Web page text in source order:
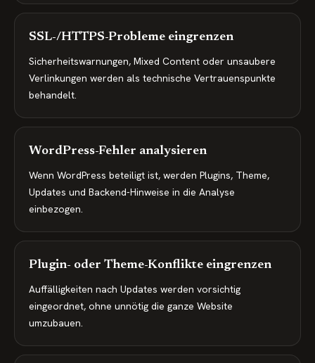
SSL-/HTTPS-Probleme eingrenzen
Sicherheitswarnungen, Mixed Content oder unsaubere
Verlinkungen werden als technische Vertrauenspunkte
behandelt.
WordPress-Fehler analysieren
Wenn WordPress beteiligt ist, werden Plugins, Theme,
Updates und Backend-Hinweise in die Analyse
einbezogen.
Plugin- oder Theme-Konflikte eingrenzen
Auffälligkeiten nach Updates werden vorsichtig
eingeordnet, ohne unnötig die ganze Website
umzubauen.